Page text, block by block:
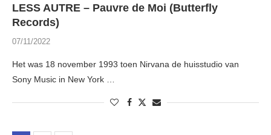
LESS AUTRE – Pauvre de Moi (Butterfly
Records)
07/11/2022
Het was 18 november 1993 toen Nirvana de huisstudio van
Sony Music in New York …